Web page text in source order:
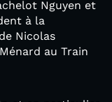
Nguyen et
à la
Nicolas
au Train